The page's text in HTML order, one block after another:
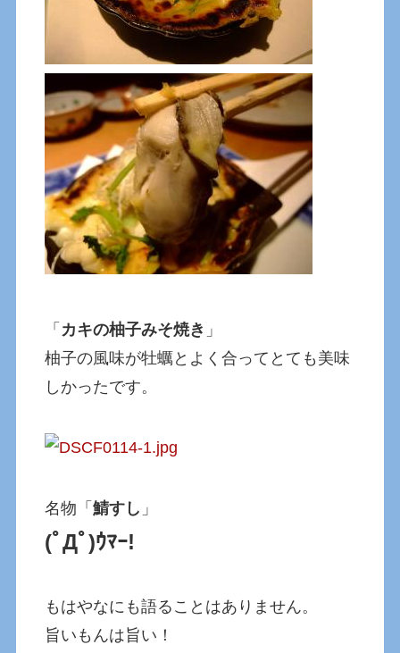
「 カキの柚子みそ焼き 」
柚子の風味が牡蠣とよく合ってとても美味
しかったです。
名物「鯖すし 」
(ﾟДﾟ)ｳﾏｰ!
もはやなにも語ることはありません。
旨いもんは旨い！